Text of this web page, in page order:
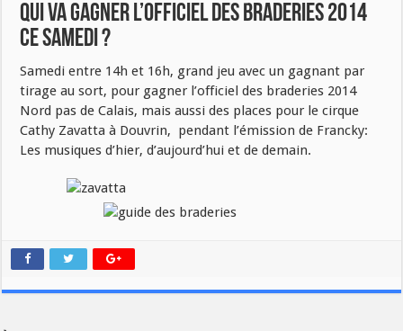
Qui va gagner l’officiel des braderies 2014
ce samedi ?
Samedi entre 14h et 16h, grand jeu avec un gagnant par
tirage au sort, pour gagner l’officiel des braderies 2014
Nord pas de Calais, mais aussi des places pour le cirque
Cathy Zavatta à Douvrin, pendant l’émission de Francky:
Les musiques d’hier, d’aujourd’hui et de demain.